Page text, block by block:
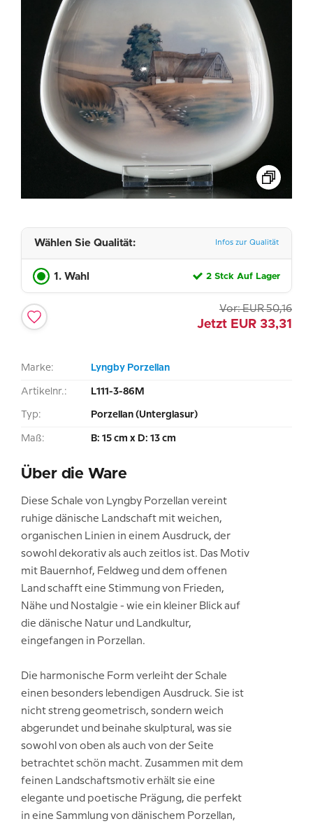
Wählen Sie Qualität: Infos zur Qualität
1. Wahl 2 Stck Auf Lager
Vor: EUR 50,16
Jetzt EUR 33,31
Marke: Lyngby Porzellan
Artikelnr.: L111-3-86M
Typ: Porzellan (Unterglasur)
Maß: B: 15 cm x D: 13 cm
Über die Ware
Diese Schale von Lyngby Porzellan vereint
ruhige dänische Landschaft mit weichen,
organischen Linien in einem Ausdruck, der
sowohl dekorativ als auch zeitlos ist. Das Motiv
mit Bauernhof, Feldweg und dem offenen
Land schafft eine Stimmung von Frieden,
Nähe und Nostalgie - wie ein kleiner Blick auf
die dänische Natur und Landkultur,
eingefangen in Porzellan.
Die harmonische Form verleiht der Schale
einen besonders lebendigen Ausdruck. Sie ist
nicht streng geometrisch, sondern weich
abgerundet und beinahe skulptural, was sie
sowohl von oben als auch von der Seite
betrachtet schön macht. Zusammen mit dem
feinen Landschaftsmotiv erhält sie eine
elegante und poetische Prägung, die perfekt
in eine Sammlung von dänischem Porzellan,